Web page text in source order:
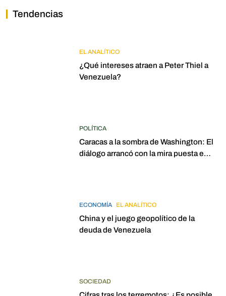
Tendencias
EL ANALÍTICO
¿Qué intereses atraen a Peter Thiel a
Venezuela?
POLÍTICA
Caracas a la sombra de Washington: El
diálogo arrancó con la mira puesta en
ECONOMÍA EL ANALÍTICO
China y el juego geopolítico de la
deuda de Venezuela
SOCIEDAD